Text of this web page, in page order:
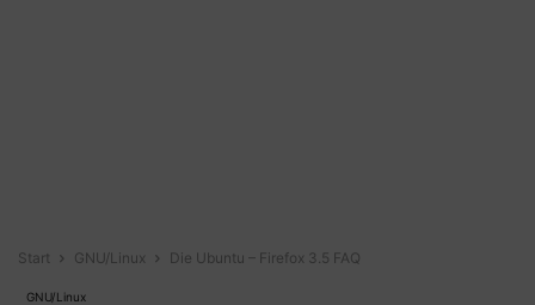
Start GNU/Linux Die Ubuntu – Firefox 3.5 FAQ
GNU/Linux